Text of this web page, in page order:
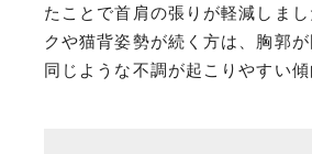
たことで首肩の張りが軽減しま
クや猫背姿勢が続く方は、胸郭が
同じような不調が起こりやすい傾